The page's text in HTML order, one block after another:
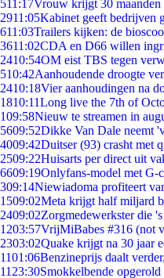
511:17Vrouw krijgt 30
2911:05Kabinet geeft bedrijven
611:03Trailers kijken: de
3611:02CDA en D66 willen
2410:54OM eist TBS tegen
510:42Aanhoudende droogte
2410:18Vier aanhoudingen na
1810:11Long live the 7th of
109:58Nieuw te streamen in
5609:52Dikke Van Dale neemt
4009:42Duitser (93) crasht met
2509:22Huisarts per direct uit
6609:19Onlyfans-model met G-
309:14Niewiadoma profiteert
1509:02Meta krijgt half miljard
2409:02Zorgmedewerkster die
1203:57VrijMiBabes #316 (not
2303:02Quake krijgt na 30 jaar
1101:06Benzineprijs daalt
11 23:30Smokkelbende